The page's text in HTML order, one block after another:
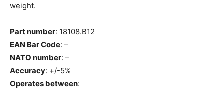
weight.
Part number: 18108.B12
EAN Bar Code: –
NATO number: –
Accuracy: +/-5%
Operates between: